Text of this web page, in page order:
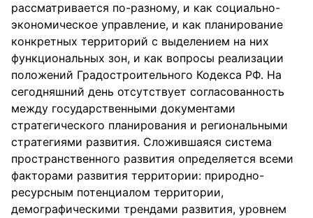
рассматривается по-разному, и как социально-
экономическое управление, и как планирование
конкретных территорий с выделением на них
функциональных зон, и как вопросы реализации
положений Градостроительного Кодекса РФ. На
сегодняшний день отсутствует согласованность
между государственными документами
стратегического планирования и региональными
стратегиями развития. Сложившаяся система
пространственного развития определяется всеми
факторами развития территории: природно-
ресурсным потенциалом территории,
демографическими трендами развития, уровнем